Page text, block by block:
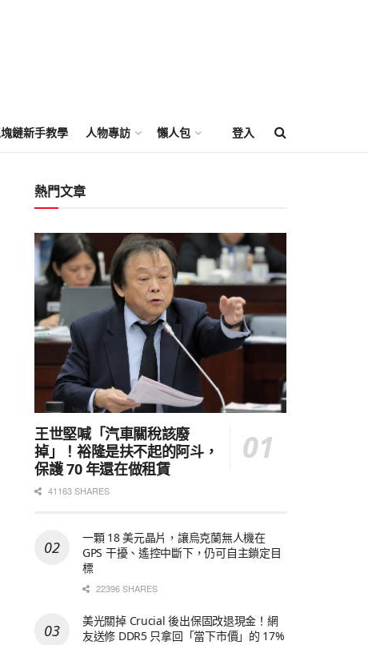
鏈新手教學 人物專訪 懶人包 登入
熱門文章
王世堅喊「汽車關稅該廢
掉」！裕隆是扶不起的阿斗，
保護 70 年還在做租賃
41163 SHARES
一顆 18 美元晶片，讓烏克蘭無人機在
GPS 干擾、遙控中斷下，仍可自主鎖定目
標
22396 SHARES
美光關掉 Crucial 後出保固改退現金！網
友送修 DDR5 只拿回「當下市價」的 17%